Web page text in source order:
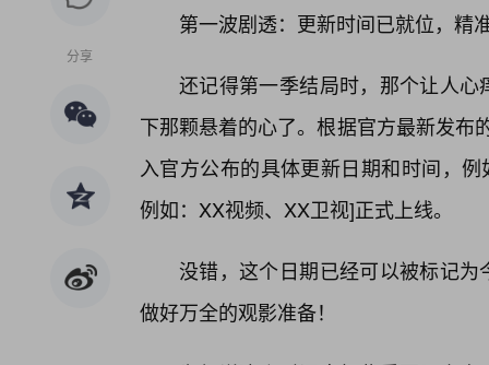
分享
第一波剧透：更新时间已就位，精
还记得第一季结局时，那个让人心
下那颗悬着的心了。根据官方最新发布
入官方公布的具体更新日期和时间，
例如：XX视频、XX卫视]正式上线。
没错，这个日期已经可以被标记为
做好万全的观影准备！